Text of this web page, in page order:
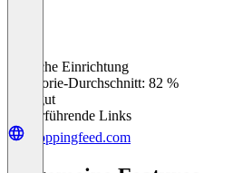
Einfache Einrichtung
Kategorie-Durchschnitt: 82 %
Sehr gut
Weiterführende Links
shoppingfeed.com